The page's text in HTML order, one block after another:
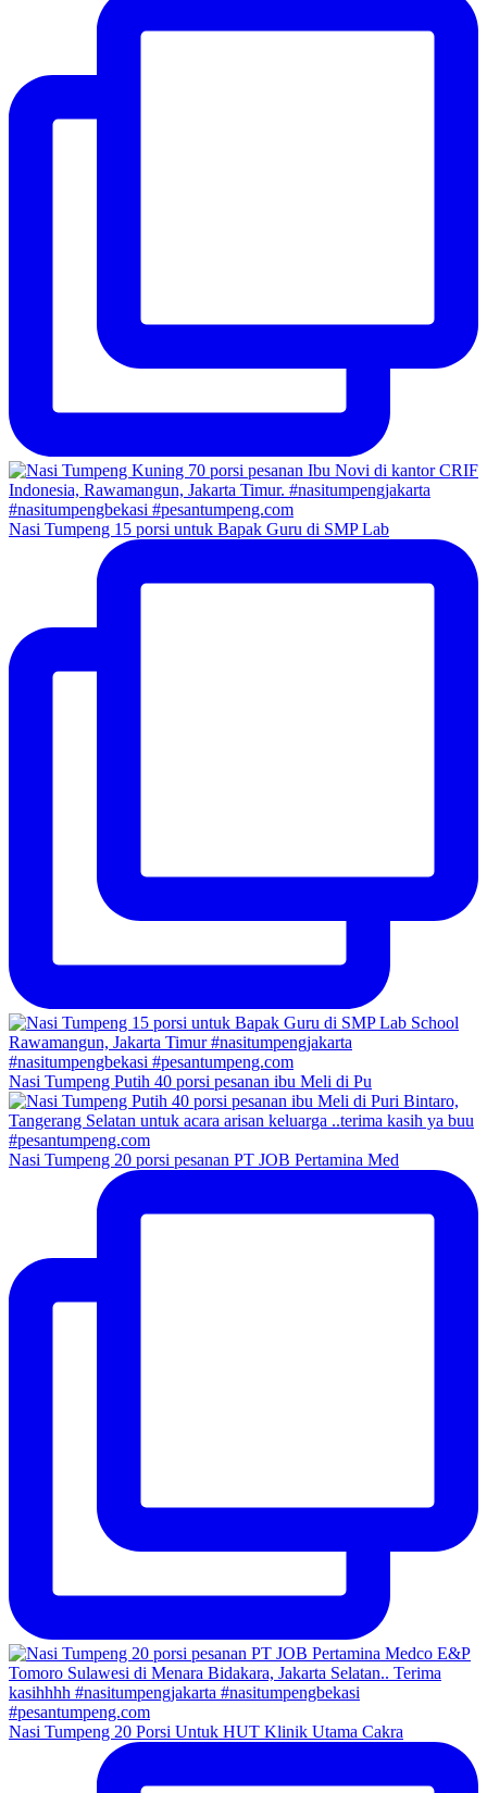
Nasi Tumpeng 15 porsi untuk Bapak Guru di SMP Lab
Nasi Tumpeng Putih 40 porsi pesanan ibu Meli di Pu
Nasi Tumpeng 20 porsi pesanan PT JOB Pertamina Med
Nasi Tumpeng 20 Porsi Untuk HUT Klinik Utama Cakra